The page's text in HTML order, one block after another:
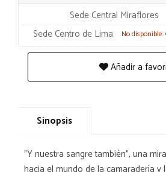
Sede Central Miraflores
Sede Centro de Lima No
Añadir a
Sinopsis
"Y nuestra sangre también", una